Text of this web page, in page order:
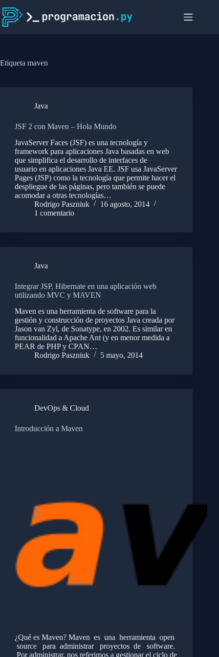
al
contenido
Etiqueta maven
Java
JSF 2 con Maven – Hola Mundo
JavaServer Faces (JSF) es una tecnología y
framework para aplicaciones Java basadas en web
que simplifica el desarrollo de interfaces de
usuario en aplicaciones Java EE. JSF usa JavaServer
Pages (JSP) como la tecnología que permite hacer el
despliegue de las páginas, pero también se puede
acomodar a otras tecnologías…
Rodrigo Paszniuk
16 agosto, 2014
1 comentario
Java
Integrar JSP, Hibernate en una aplicación web
utilizando MVC y MAVEN
Maven es una herramienta de software para la
gestión y construcción de proyectos Java creada por
Jason van Zyl, de Sonatype, en 2002. Es similar en
funcionalidad a Apache Ant (y en menor medida a
PEAR de PHP y CPAN…
Rodrigo Paszniuk
5 mayo, 2014
DevOps & Cloud
Introducción a Maven
¿Qué es Maven? Maven es una herramienta open
source para administrar proyectos de software.
Por administrar, nos referimos a gestionar el ciclo de